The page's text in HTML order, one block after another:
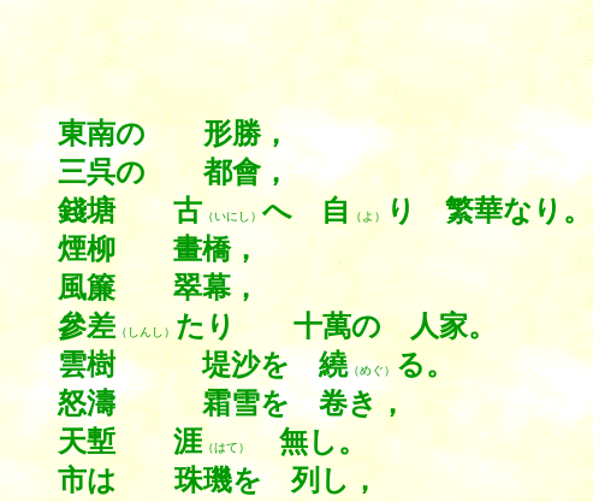
東南の 形勝，
三呉の 都會，
錢塘 古（いにし）へ 自（よ）り 繁華なり。
煙柳 畫橋，
風簾 翠幕，
參差（しんし）たり 十萬の 人家。
雲樹 堤沙を 繞（めぐ）る。
怒濤 霜雪を 卷き，
天塹 涯（はて）無し。
市は 珠璣を 列し，